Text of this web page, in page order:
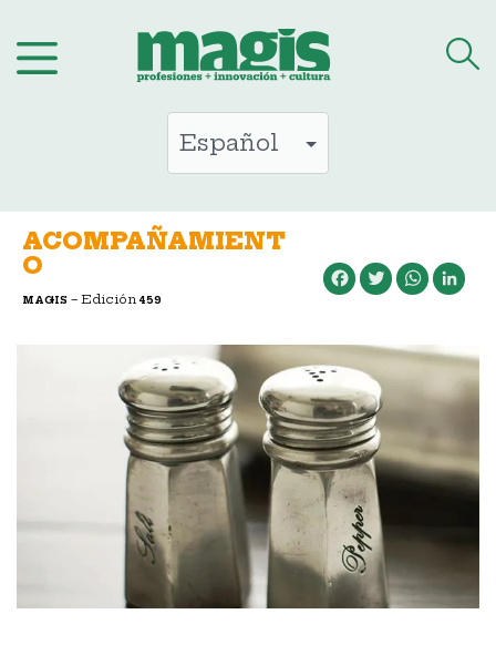
al
ACOMPAÑAMIENT
O
MAGIS – Edición459
Facebook Twitter WhatsApp